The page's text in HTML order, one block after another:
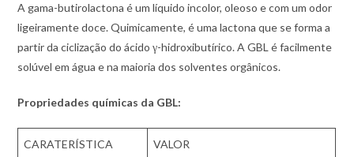
A gama-butirolactona é um líquido incolor, oleoso e com um odor
ligeiramente doce. Quimicamente, é uma lactona que se forma a
partir da ciclização do ácido γ-hidroxibutírico. A GBL é facilmente
solúvel em água e na maioria dos solventes orgânicos.
Propriedades químicas da GBL:
CARATERÍSTICA VALOR